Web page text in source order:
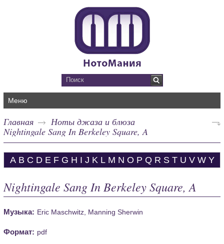
Меню
Главная
Ноты джаза и блюза
Nightingale Sang In Berkeley Square, A
A B C D E F G H I J K L M N O P Q R S T U V W Y
Nightingale Sang In Berkeley Square, A
Музыка: Eric Maschwitz, Manning Sherwin
Формат: pdf